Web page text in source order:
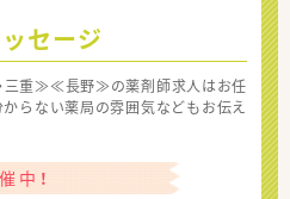
セージ
三重≫≪長野≫の薬剤師求人はお任
らない薬局の雰囲気などもお伝え
中！